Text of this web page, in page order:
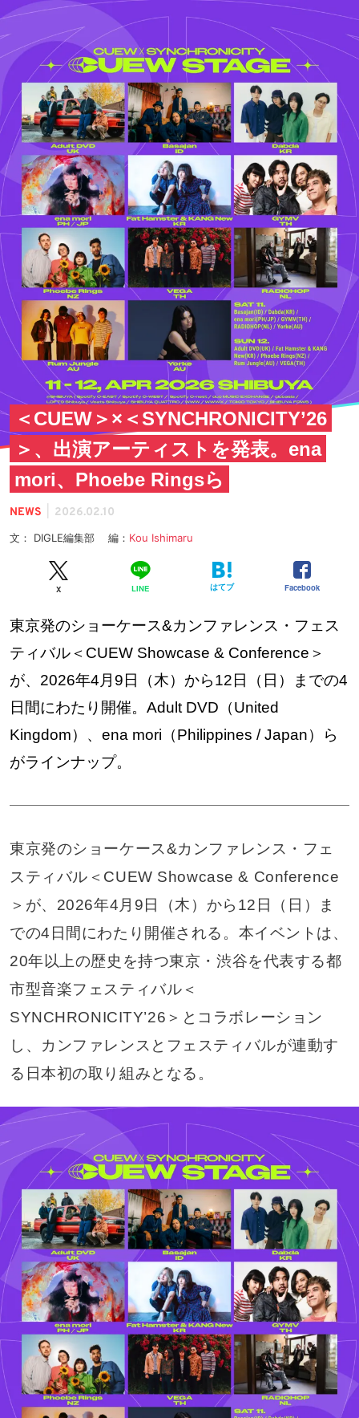
＜CUEW＞×＜SYNCHRONICITY’26
＞、出演アーティストを発表。ena
mori、Phoebe Ringsら
NEWS 2026.02.10
文： DIGLE編集部 編： Kou Ishimaru
X LINE はてブ Facebook
東京発のショーケース&カンファレンス・フェス
ティバル＜CUEW Showcase & Conference＞
が、2026年4月9日（木）から12日（日）までの4
日間にわたり開催。Adult DVD（United
Kingdom）、ena mori（Philippines / Japan）ら
がラインナップ。
東京発のショーケース&カンファレンス・フェ
スティバル＜CUEW Showcase & Conference
＞が、2026年4月9日（木）から12日（日）ま
での4日間にわたり開催される。本イベントは、
20年以上の歴史を持つ東京・渋谷を代表する都
市型音楽フェスティバル＜
SYNCHRONICITY’26＞とコラボレーション
し、カンファレンスとフェスティバルが連動す
る日本初の取り組みとなる。